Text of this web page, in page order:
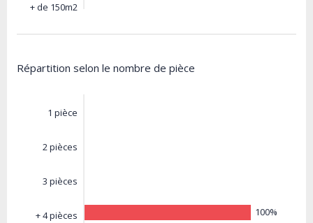
+ de 150m2
Répartition selon le nombre de pièce
1 pièce
2 pièces
3 pièces
+ 4 pièces 100%